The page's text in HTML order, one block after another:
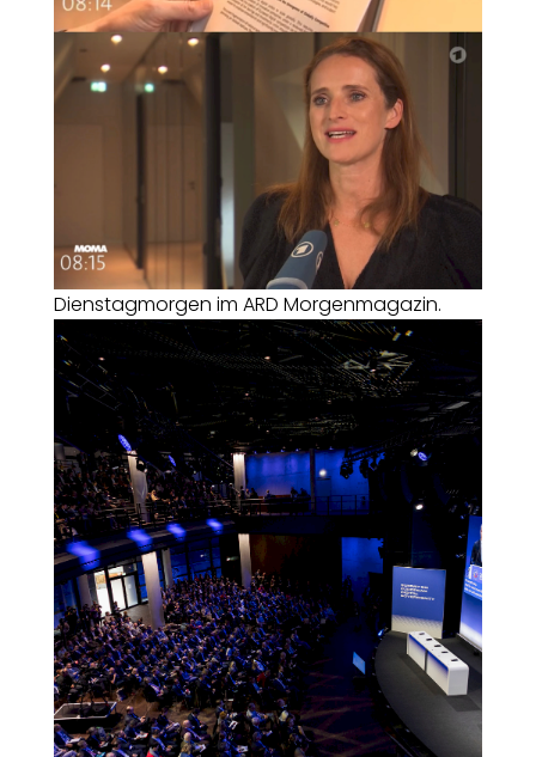
Dienstagmorgen im ARD Morgenmagazin.